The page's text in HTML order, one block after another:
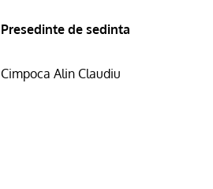
Presedinte de sedinta
Cimpoca Alin Claudiu